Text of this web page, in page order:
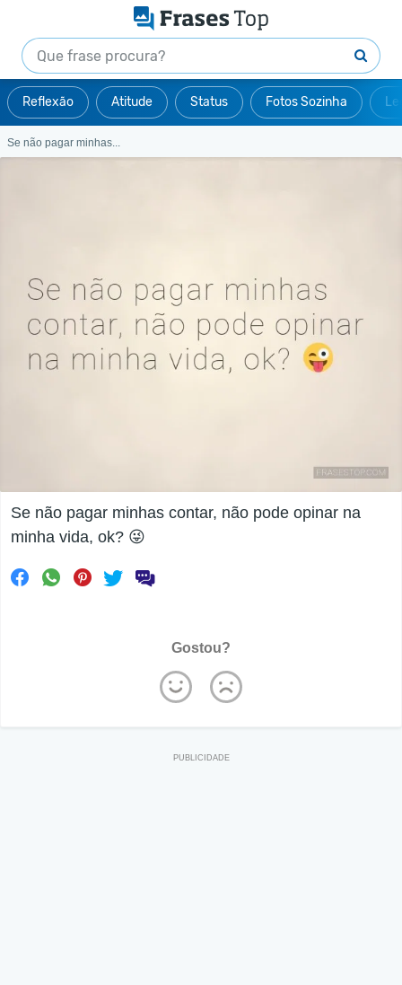
Reflexão Atitude Status Fotos Sozinha
Se não pagar minhas...
Se não pagar minhas contar, não pode opinar na
minha vida, ok? 😜
Gostou?